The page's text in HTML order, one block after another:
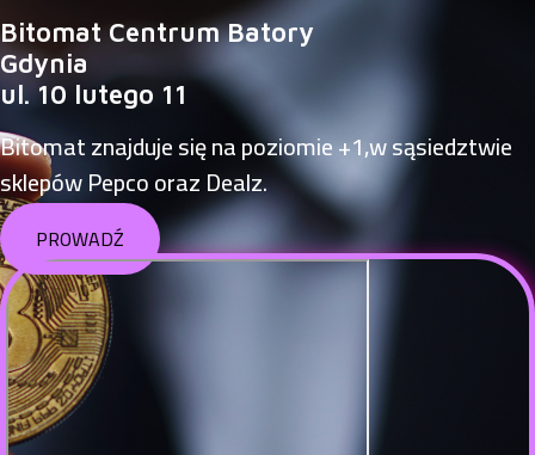
Bitomat Centrum Batory
Gdynia
ul. 10 lutego 11
Bitomat znajduje się na poziomie +1,w sąsiedztwie
sklepów Pepco oraz Dealz.
PROWADŹ